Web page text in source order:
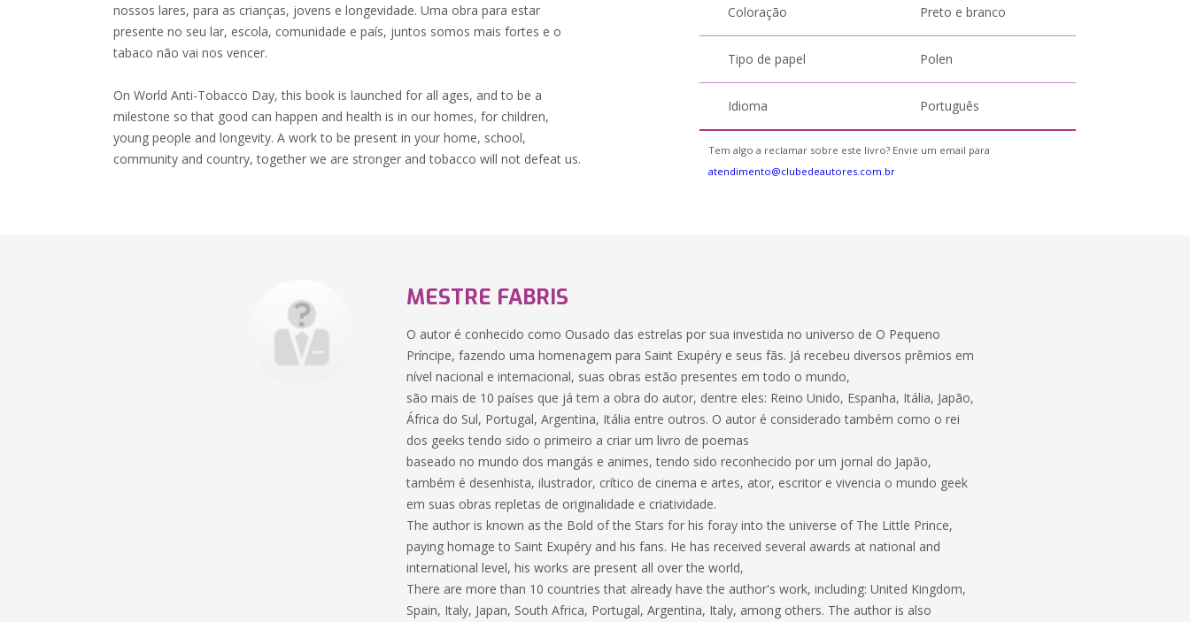
nossos lares, para as crianças, jovens e longevidade. Uma obra para estar
presente no seu lar, escola, comunidade e país, juntos somos mais fortes e o
tabaco não vai nos vencer.
On World Anti-Tobacco Day, this book is launched for all ages, and to be a
milestone so that good can happen and health is in our homes, for children,
young people and longevity. A work to be present in your home, school,
community and country, together we are stronger and tobacco will not defeat us.
Coloração Preto e branco
Tipo de papel Polen
Idioma Português
Tem algo a reclamar sobre este livro? Envie um email para
atendimento@clubedeautores.com.br
MESTRE FABRIS
O autor é conhecido como Ousado das estrelas por sua investida no universo de O Pequeno
Príncipe, fazendo uma homenagem para Saint Exupéry e seus fãs. Já recebeu diversos prêmios em
nível nacional e internacional, suas obras estão presentes em todo o mundo,
são mais de 10 países que já tem a obra do autor, dentre eles: Reino Unido, Espanha, Itália, Japão,
África do Sul, Portugal, Argentina, Itália entre outros. O autor é considerado também como o rei
dos geeks tendo sido o primeiro a criar um livro de poemas
baseado no mundo dos mangás e animes, tendo sido reconhecido por um jornal do Japão,
também é desenhista, ilustrador, crítico de cinema e artes, ator, escritor e vivencia o mundo geek
em suas obras repletas de originalidade e criatividade.
The author is known as the Bold of the Stars for his foray into the universe of The Little Prince,
paying homage to Saint Exupéry and his fans. He has received several awards at national and
international level, his works are present all over the world,
There are more than 10 countries that already have the author's work, including: United Kingdom,
Spain, Italy, Japan, South Africa, Portugal, Argentina, Italy, among others. The author is also